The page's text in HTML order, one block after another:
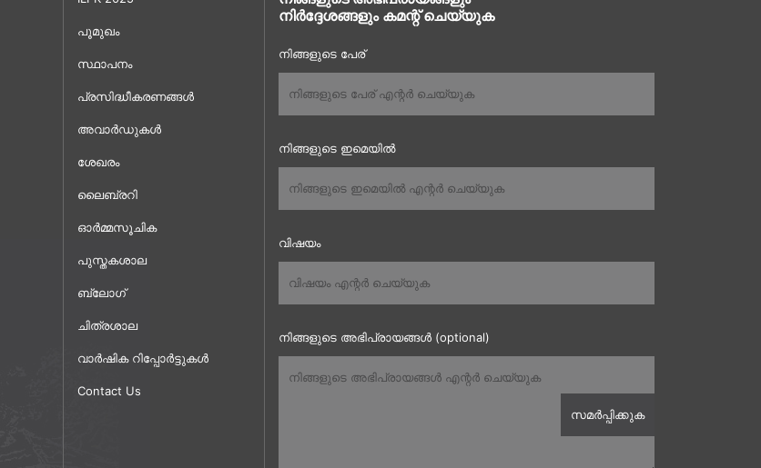
പൂമുഖം
സ്ഥാപനം
പ്രസിദ്ധീകരണങ്ങൾ
അവാർഡുകൾ
ശേഖരം
ലൈബ്രറി
ഓർമ്മസൂചിക
പുസ്തകശാല
ബ്ലോഗ്
ചിത്രശാല
വാർഷിക റിപ്പോർട്ടുകൾ
Contact Us
നിർദ്ദേശങ്ങളും കമന്റ് ചെയ്യുക
നിങ്ങളുടെ പേര്
നിങ്ങളുടെ ഇമെയിൽ
വിഷയം
നിങ്ങളുടെ അഭിപ്രായങ്ങൾ (optional)